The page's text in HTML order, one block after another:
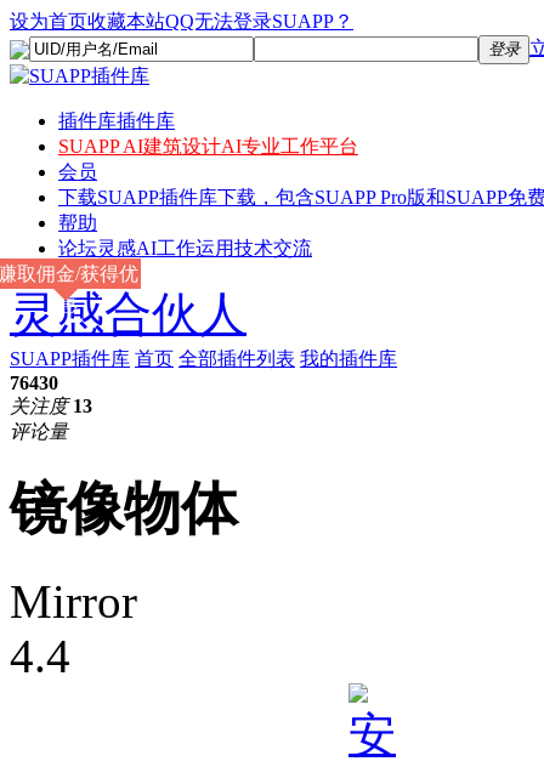
设为首页收藏本站QQ无法登录SUAPP？
登录
插件库插件库
SUAPP AI建筑设计AI专业工作平台
会员
下载SUAPP插件库下载，包含SUAPP Pro版和SUAPP免
帮助
论坛灵感AI工作运用技术交流
灵感合伙人
取佣金/获得优
惠
SUAPP插件库 首页 全部插件列表 我的插件库
76430
关注度 13
评论量
镜像物体
Mirror
4.4